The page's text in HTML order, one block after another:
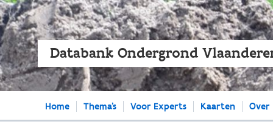
Databank Ondergrond
Home Thema's Voor Experts Kaarten Over